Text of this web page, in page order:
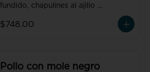
fundido, chapulines al ajillo
nuestras salsas molcajeteadas. (para
$748.00
Pollo con mole negro